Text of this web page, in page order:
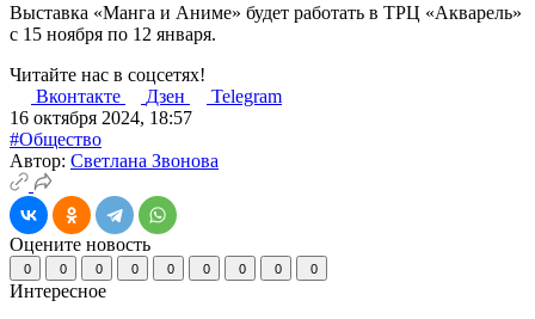
Выставка «Манга и Аниме» будет работать в ТРЦ «Акварель»
с 15 ноября по 12 января.
Читайте нас в соцсетях!
Вконтакте
Дзен
Telegram
16 октября 2024, 18:57
#Общество
Автор: Светлана Звонова
Оцените новость
0 0 0 0 0 0 0 0 0
Интересное